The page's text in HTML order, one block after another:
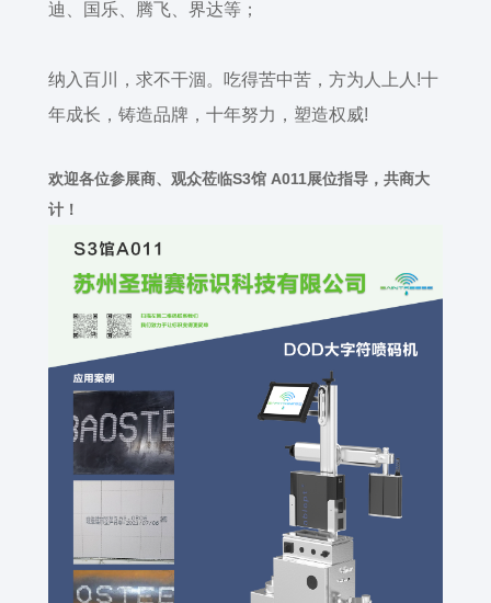
迪、国乐、腾飞、界达等；
纳入百川，求不干涸。吃得苦中苦，方为人上人 !十
年成长，铸造品牌，十年努力，塑造权威!
欢迎各位参展商、观众莅临S3馆 A011展位指导，共商大
计！